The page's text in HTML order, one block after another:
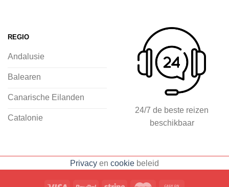
vliegvakantie zoeken en boeken bij
2Spanje.nl, met een team dat altijd
klaarstaat om eventuele vragen te
beantwoorden en ervoor te zorgen dat
jij met een gerust hart op vakantie kunt
accommodaties: resorts, hotels en
Voorpret met inspirerende
REGIO
Andalusie
Balearen
Canarische Eilanden
Catalonie
24/7 de beste reizen
beschikbaar
Privacy en cookie beleid